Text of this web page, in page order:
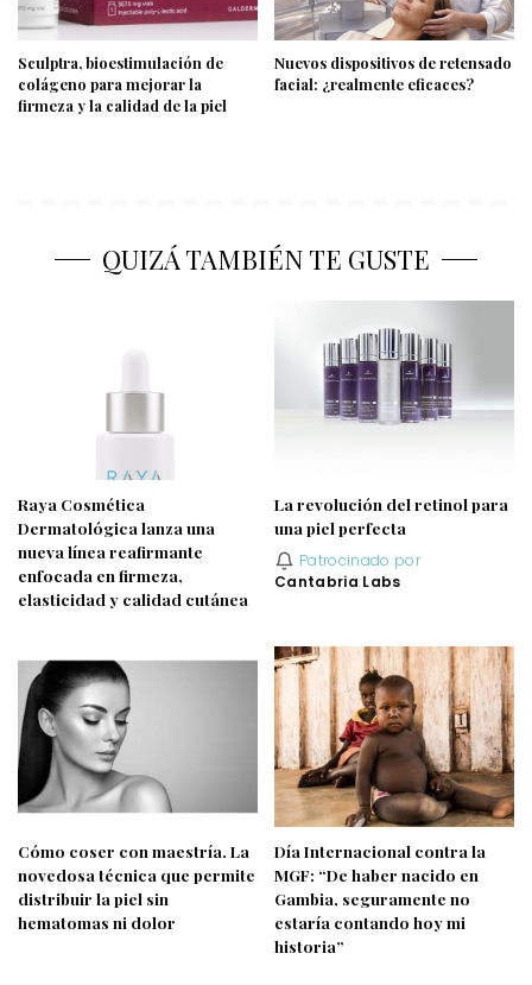
Sculptra, bioestimulación de
colágeno para mejorar la
firmeza y la calidad de la piel
Nuevos dispositivos de retensado
facial: ¿realmente eficaces?
QUIZÁ TAMBIÉN TE GUSTE
Raya Cosmética
Dermatológica lanza una
nueva línea reafirmante
enfocada en firmeza,
elasticidad y calidad cutánea
La revolución del retinol para
una piel perfecta
Patrocinado por
Cantabria Labs
Cómo coser con maestría. La
novedosa técnica que permite
distribuir la piel sin
hematomas ni dolor
Día Internacional contra la
MGF: “De haber nacido en
Gambia, seguramente no
estaría contando hoy mi
historia”